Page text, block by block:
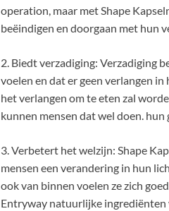
operation, maar met Shape
beëindigen en doorgaan met hun
2. Biedt verzadiging: Verzadiging
voelen en dat er geen verlangen
het verlangen om te eten zal
kunnen mensen dat wel doen.
3. Verbetert het welzijn: Shape
mensen een verandering in hun
ook van binnen voelen ze zich
Entryway natuurlijke ingrediënten